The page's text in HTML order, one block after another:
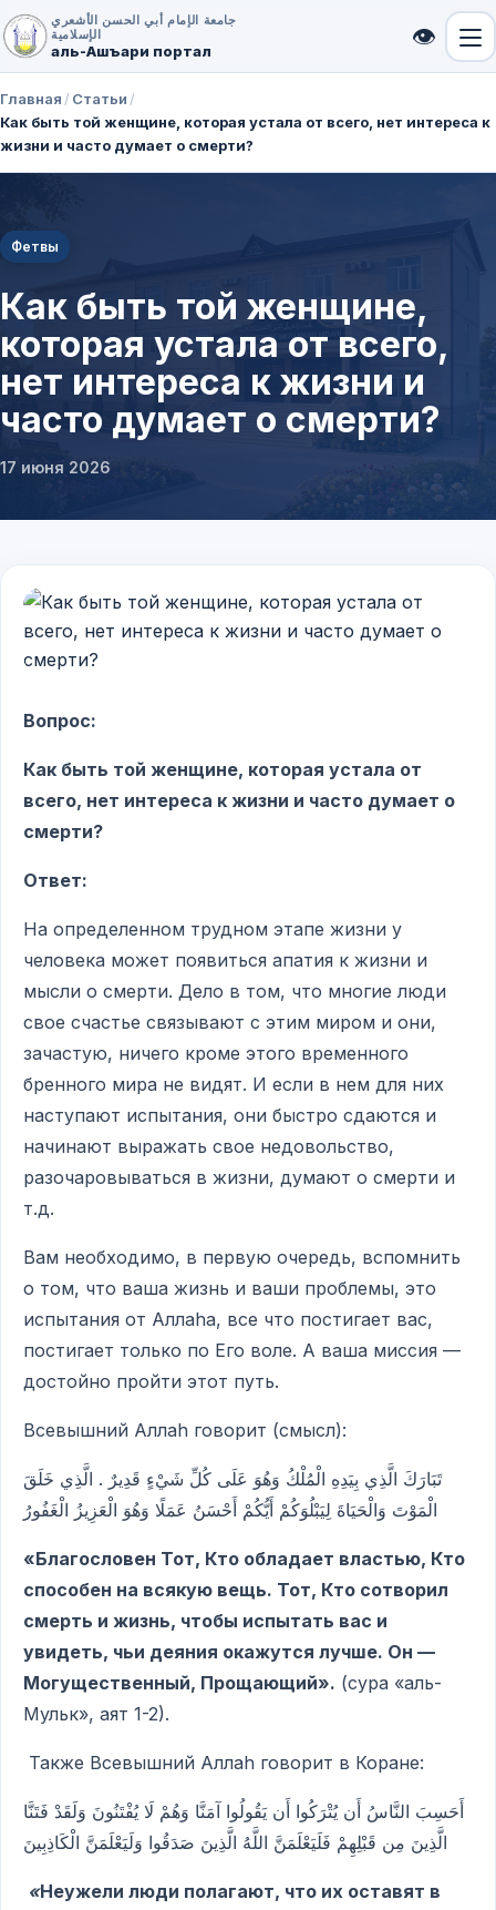
جامعة الإمام أبي الحسن الأشعري
الإسلامية
аль-Ашъари портал 👁
Главная / Статьи /
Как быть той женщине, которая устала от всего, нет интереса к
жизни и часто думает о смерти?
Фетвы
Как быть той женщине,
которая устала от всего,
нет интереса к жизни и
часто думает о смерти?
17 июня 2026
Вопрос:
Как быть той женщине, которая устала от
всего, нет интереса к жизни и часто думает о
смерти?
Ответ:
На определенном трудном этапе жизни у
человека может появиться апатия к жизни и
мысли о смерти. Дело в том, что многие люди
свое счастье связывают с этим миром и они,
зачастую, ничего кроме этого временного
бренного мира не видят. И если в нем для них
наступают испытания, они быстро сдаются и
начинают выражать свое недовольство,
разочаровываться в жизни, думают о смерти и
т.д.
Вам необходимо, в первую очередь, вспомнить
о том, что ваша жизнь и ваши проблемы, это
испытания от Аллаhа, все что постигает вас,
постигает только по Его воле. А ваша миссия —
достойно пройти этот путь.
Всевышний Аллаh говорит (смысл):
تَبَارَكَ الَّذِي بِيَدِهِ الْمُلْكُ وَهُوَ عَلَى كُلِّ شَيْءٍ قَدِيرٌ . الَّذِي خَلَقَ
الْمَوْتَ وَالْحَيَاةَ لِيَبْلُوَكُمْ أَيُّكُمْ أَحْسَنُ عَمَلًا وَهُوَ الْعَزِيزُ الْغَفُورُ
«Благословен Тот, Кто обладает властью, Кто
способен на всякую вещь. Тот, Кто сотворил
смерть и жизнь, чтобы испытать вас и
увидеть, чьи деяния окажутся лучше. Он —
Могущественный, Прощающий». (сура «аль-
Мульк», аят 1-2).
Также Всевышний Аллаh говорит в Коране:
أَحَسِبَ النَّاسُ أَن يُتْرَكُوا أَن يَقُولُوا آمَنَّا وَهُمْ لَا يُفْتَنُونَ وَلَقَدْ فَتَنَّا
الَّذِينَ مِن قَبْلِهِمْ فَلَيَعْلَمَنَّ اللَّهُ الَّذِينَ صَدَقُوا وَلَيَعْلَمَنَّ الْكَاذِبِينَ
«Неужели люди полагают, что их оставят в